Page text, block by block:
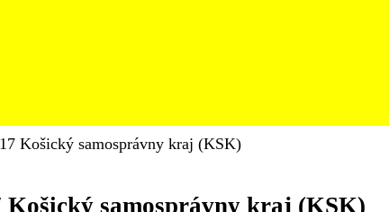
Košický samosprávny kraj (KSK)
samosprávny kraj (KSK)